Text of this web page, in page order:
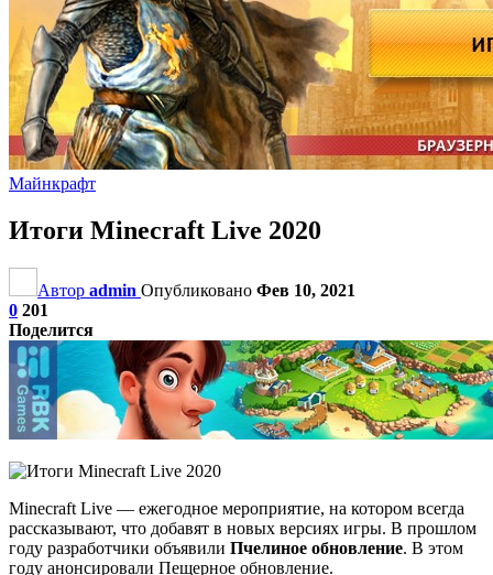
Майнкрафт
Итоги Minecraft Live 2020
Автор admin Опубликовано Фев 10, 2021
0 201
Поделится
Minecraft Live — ежегодное мероприятие, на котором всегда
рассказывают, что добавят в новых версиях игры. В прошлом
году разработчики объявили Пчелиное обновление. В этом
году анонсировали Пещерное обновление.